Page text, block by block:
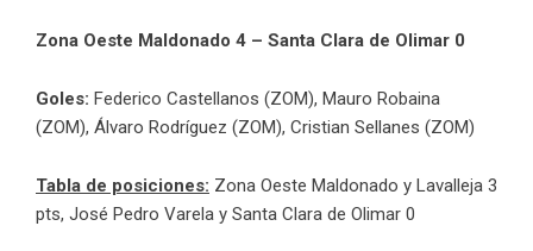
Zona Oeste Maldonado 4 – Santa Clara de Olimar 0
Goles: Federico Castellanos (ZOM), Mauro Robaina
(ZOM), Álvaro Rodríguez (ZOM), Cristian Sellanes (ZOM)
Tabla de posiciones: Zona Oeste Maldonado y Lavalleja 3
pts, José Pedro Varela y Santa Clara de Olimar 0